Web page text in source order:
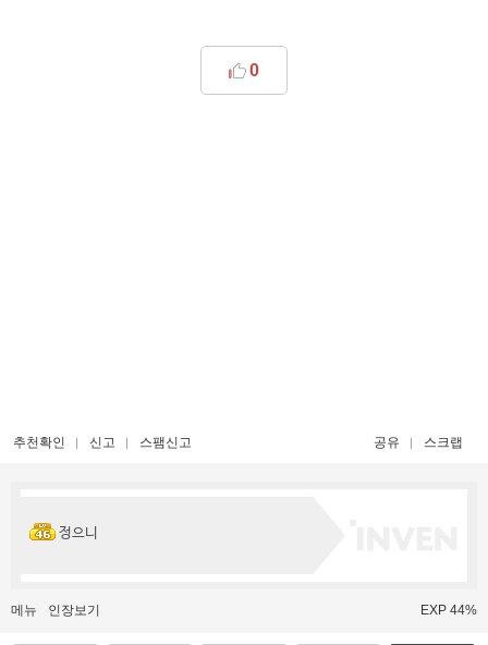
0
추천확인 신고 스팸신고 공유 스크랩
정으니
메뉴 인장보기 EXP 44%